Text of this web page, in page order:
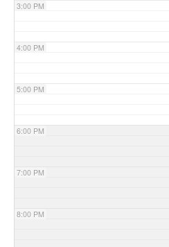
3:00 PM
4:00 PM
5:00 PM
6:00 PM
7:00 PM
8:00 PM